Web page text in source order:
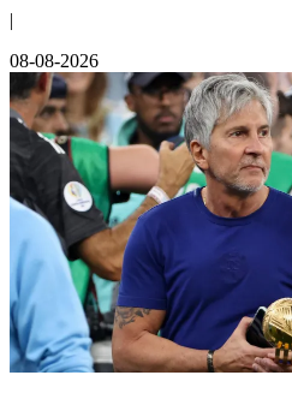
|
08-08-2026